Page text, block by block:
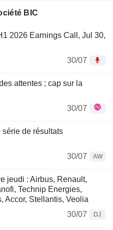
BIC
2026 Earnings Call, Jul 30,
30/07
attentes ; cap sur la
30/07
de résultats
30/07
AW
jeudi : Airbus, Renault,
Technip Energies,
Accor, Stellantis, Veolia
30/07
DJ